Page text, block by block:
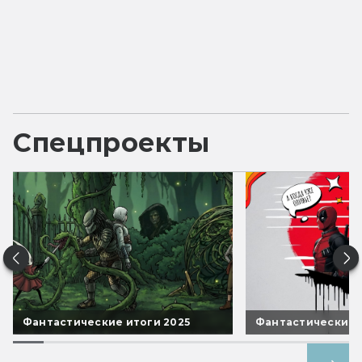
Спецпроекты
Фантастические итоги 2025 Фантастические